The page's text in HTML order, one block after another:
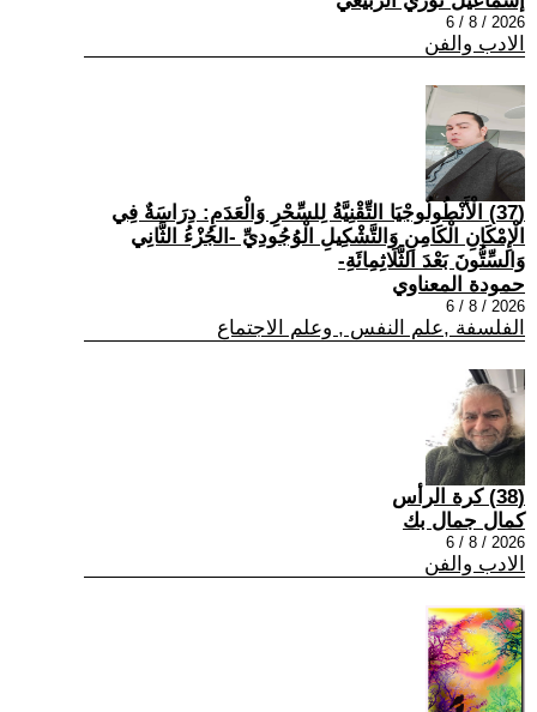
2026 / 8 / 6
الادب والفن
(37) الْأَنْطُولُوجْيَا التِّقْنِيَّةُ لِلسِّحْرِ وَالْعَدَمِ: دِرَاسَةٌ فِي
الْإِمْكَانِ الْكَامِنِ وَالتَّشْكِيلِ الْوُجُودِيِّ -الجُزْءُ الثَّانِي
وَالسِّتُّونَ بَعْدَ الثَّلَاثِمِائَةِ-
حمودة المعناوي
2026 / 8 / 6
الفلسفة ,علم النفس , وعلم الاجتماع
(38) كرة الرأس
كمال جمال بك
2026 / 8 / 6
الادب والفن